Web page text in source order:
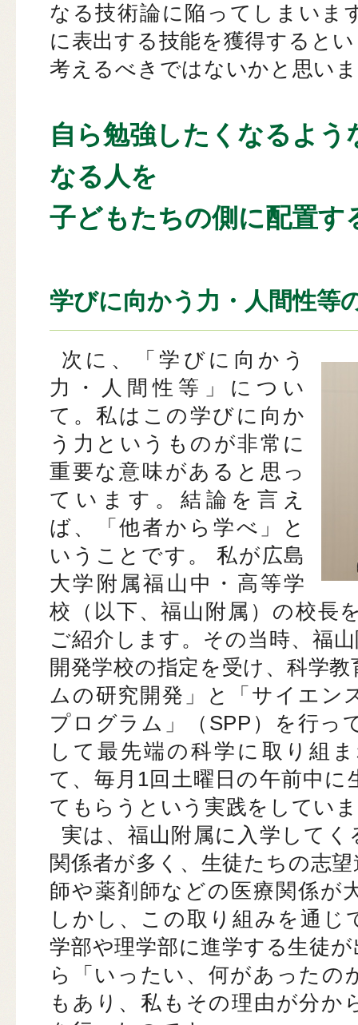
なる技術論に陥ってしまいま
に表出する技能を獲得すると
考えるべきではないかと思い
自ら勉強したくなるよ
なる人を
子どもたちの側に配置す
学びに向かう力・人間性等
次に、「学びに向かう
力・人間性等」につい
て。私はこの学びに向か
う力というものが非常に
重要な意味があると思っ
ています。結論を言え
ば、「他者から学べ」と
いうことです。 私が広島
大学附属福山中・高等学
校（以下、福山附属）の校長
ご紹介します。その当時、福
開発学校の指定を受け、科学
ムの研究開発」と「サイエン
プログラム」（SPP）を行っ
して最先端の科学に取り組
て、毎月1回土曜日の午前中
てもらうという実践をしてい
実は、福山附属に入学して
関係者が多く、生徒たちの志
師や薬剤師などの医療関係が
しかし、この取り組みを通じ
学部や理学部に進学する生徒
ら「いったい、何があったの
もあり、私もその理由が分か